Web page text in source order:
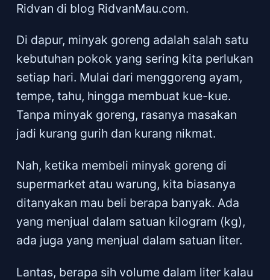
Ridvan di blog RidvanMau.com.
Di dapur, minyak goreng adalah salah satu
kebutuhan pokok yang sering kita perlukan
setiap hari. Mulai dari menggoreng ayam,
tempe, tahu, hingga membuat kue-kue.
Tanpa minyak goreng, rasanya masakan
jadi kurang gurih dan kurang nikmat.
Nah, ketika membeli minyak goreng di
supermarket atau warung, kita biasanya
ditanyakan mau beli berapa banyak. Ada
yang menjual dalam satuan kilogram (kg),
ada juga yang menjual dalam satuan liter.
Lantas, berapa sih volume dalam liter kalau